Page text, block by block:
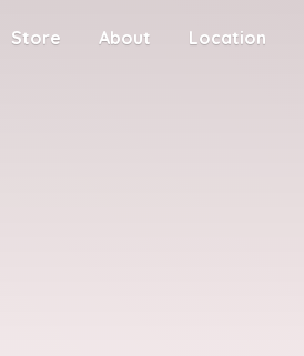
Store About Location